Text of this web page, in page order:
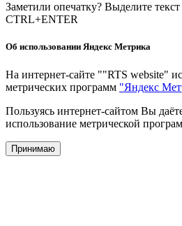
Заметили опечатку? Выделите
CTRL+ENTER
Об использовании Яндекс Метрика
На интернет-сайте ""RTS website"
метрических программ "Яндекс
Пользуясь интернет-сайтом Вы
использование метрической
Принимаю